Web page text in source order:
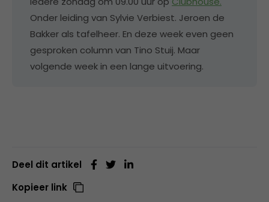
Onder leiding van Sylvie Verbiest. Jeroen de
Bakker als tafelheer. En deze week even geen
gesproken column van Tino Stuij. Maar
volgende week in een lange uitvoering.
Deel dit artikel
Kopieer link